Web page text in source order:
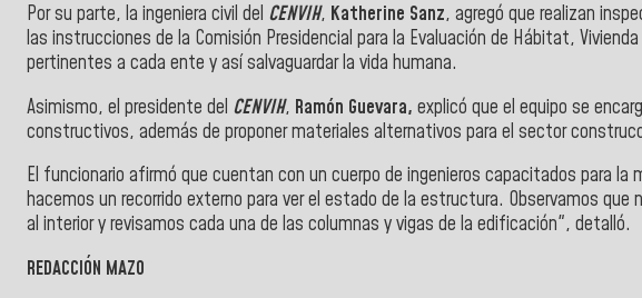
Por su parte, la ingeniera civil del CENVIH, Katherine Sanz, agregó que realizan
las instrucciones de la Comisión Presidencial para la Evaluación de Hábitat,
pertinentes a cada ente y así salvaguardar la vida humana.
Asimismo, el presidente del CENVIH, Ramón Guevara, explicó que el equipo se
constructivos, además de proponer materiales alternativos para el sector
El funcionario afirmó que cuentan con un cuerpo de ingenieros capacitados para
hacemos un recorrido externo para ver el estado de la estructura. Observamos
al interior y revisamos cada una de las columnas y vigas de la edificación", detalló.
REDACCIÓN MAZO